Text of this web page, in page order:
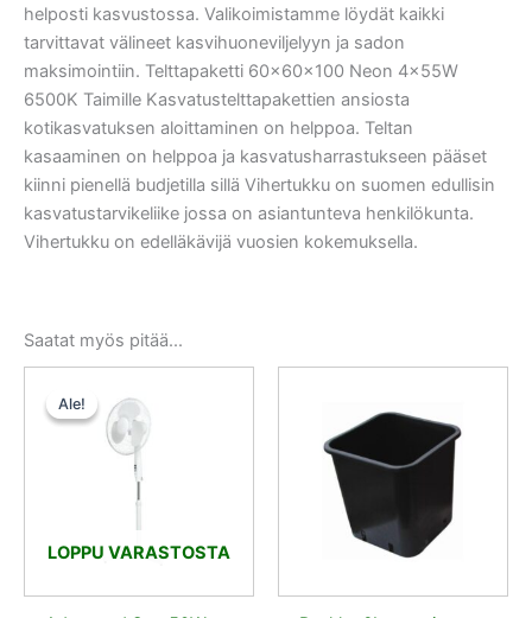
helposti kasvustossa. Valikoimistamme löydät kaikki
tarvittavat välineet kasvihuoneviljelyyn ja sadon
maksimointiin. Telttapaketti 60x60x100 Neon 4x55W
6500K Taimille Kasvatustelttapakettien ansiosta
kotikasvatuksen aloittaminen on helppoa. Teltan
kasaaminen on helppoa ja kasvatusharrastukseen pääset
kiinni pienellä budjetilla sillä Vihertukku on suomen edullisin
kasvatustarvikeliike jossa on asiantunteva henkilökunta.
Vihertukku on edelläkävijä vuosien kokemuksella.
Saatat myös pitää...
Ale!
LOPPU VARASTOSTA
Ale!
hinta
oli:
30,50 €.